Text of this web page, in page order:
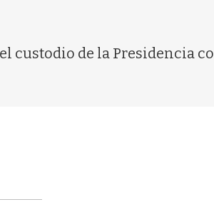
custodio de la Presidencia